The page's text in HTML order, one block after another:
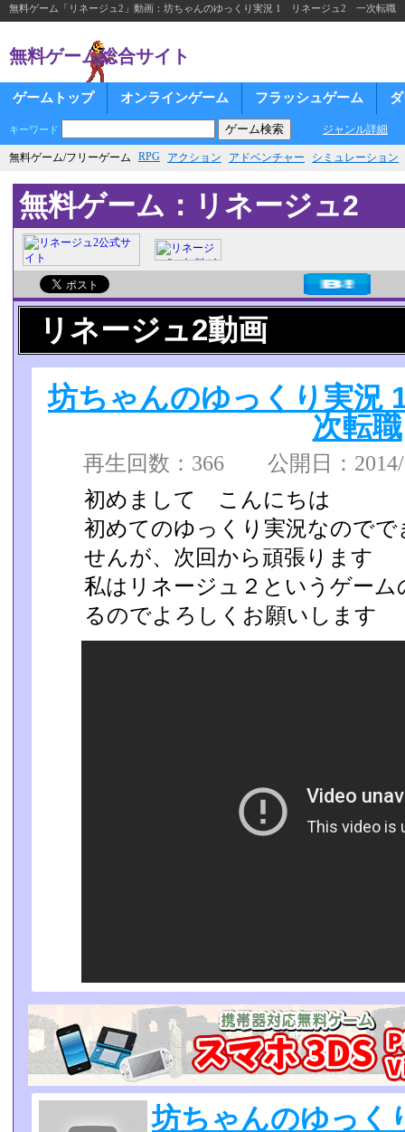
無料ゲーム「リネージュ2」動画：坊ちゃんのゆっくり実況 1 リネージュ2 一次転職
無料ゲーム総合サイト
ゲームトップ オンラインゲーム フラッシュゲーム
キーワード ジャンル詳細
無料ゲーム/フリーゲーム RPG アクション アドベンチャー シミュレーション
無料ゲーム：リネージュ2
リネージュ2動画
坊ちゃんのゆっくり実
次転職
再生回数：366 公開日：
初めまして こんにちは
初めてのゆっくり実況なので
せんが、次回から頑張ります
私はリネージュ２というゲー
るのでよろしくお願いします
坊ちゃんのゆっ